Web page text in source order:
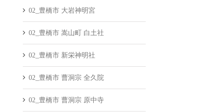
02_豊橋市 大岩神明宮
02_豊橋市 嵩山町 白土社
02_豊橋市 新栄神明社
02_豊橋市 曹洞宗 全久院
02_豊橋市 曹洞宗 原中寺